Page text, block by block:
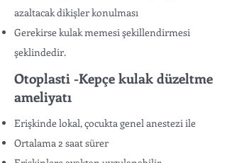
azaltacak dikişler konulması
Gerekirse kulak memesi şekillendirmesi
şeklindedir.
Otoplasti -Kepçe kulak düzeltme
ameliyatı
Erişkinde lokal, çocukta genel anestezi ile
Ortalama 2 saat sürer